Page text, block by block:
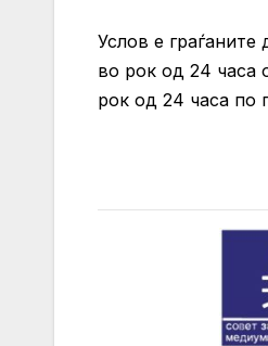
Услов е
во рок од 24 часа
рок од 24 часа по